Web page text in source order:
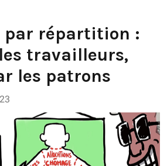
par répartition :
travailleurs,
les patrons